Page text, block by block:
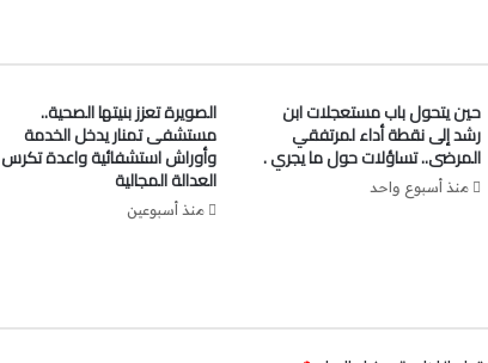
حين يتحول باب مستعجلات ابن
رشد إلى نقطة أداء لمرتفقي
المرضى.. تساؤلات حول ما يجري .
منذ أسبوع واحد
الصويرة تعزز بنيتها الصحية..
مستشفى تمنار يدخل الخدمة
وأوراش استشفائية واعدة تكرس
العدالة المجالية
منذ أسبوعين